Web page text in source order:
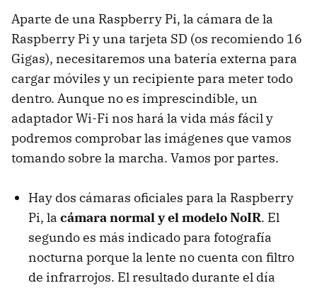
Aparte de una Raspberry Pi, la cámara de la
Raspberry Pi y una tarjeta SD (os recomiendo 16
Gigas), necesitaremos una batería externa para
cargar móviles y un recipiente para meter todo
dentro. Aunque no es imprescindible, un
adaptador Wi-Fi nos hará la vida más fácil y
podremos comprobar las imágenes que vamos
tomando sobre la marcha. Vamos por partes.
Hay dos cámaras oficiales para la Raspberry
Pi, la cámara normal y el modelo NoIR. El
segundo es más indicado para fotografía
nocturna porque la lente no cuenta con filtro
de infrarrojos. El resultado durante el día